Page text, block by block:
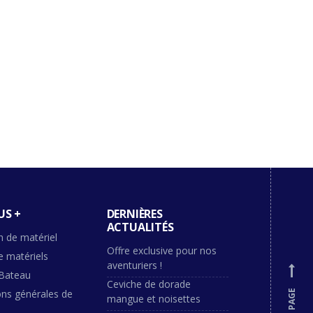
+
de matériel
matériels
générales de
DERNIÈRES
ACTUALITÉS
Offre exclusive pour nos
aventuriers !
Ceviche de dorade
mangue et noisettes